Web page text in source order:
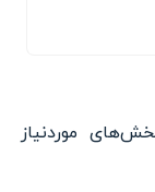
موردنیاز